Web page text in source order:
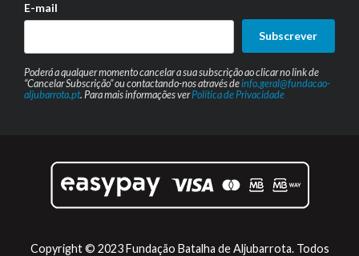
E-mail
Subscrever
Poderá a qualquer momento cancelar a sua subscrição ao clicar no link de
“Cancelar Subscrição” ou contactando-nos através deinfo.geral@fundacao-
aljubarrota.pt. Para mais informações verPolítica de Privacidade
Copyright © 2023 Fundação Batalha de Aljubarrota. Todos